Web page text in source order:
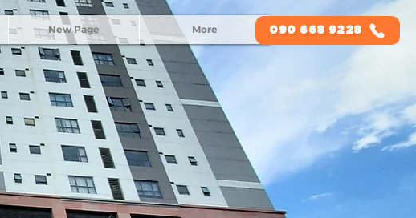
090 668 9228
New Page More